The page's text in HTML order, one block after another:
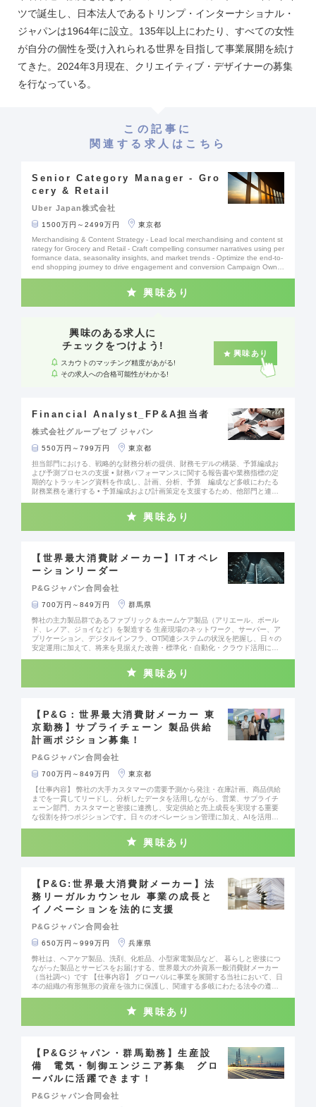
ツで誕生し、日本法人であるトリンプ・インターナショナル・
ジャパンは1964年に設立。135年以上にわたり、すべての女性
が自分の個性を受け入れられる世界を目指して事業展開を続け
てきた。2024年3月現在、クリエイティブ・デザイナーの募集
を行なっている。
この記事に
関連する求人はこちら
Senior Category Manager - Gro
cery & Retail
Uber Japan株式会社
1500万円～2499万円
東京都
Merchandising & Content Strategy - Lead local merchandising and content st
rategy for Grocery and Retail - Craft compelling consumer narratives using per
formance data, seasonality insights, and market trends - Optimize the end-to-
end shopping journey to drive engagement and conversion Campaign Owner
anning calendars, and timelines in partnership with Sales and Marketing - Driv
umer engagement, conversion, and shopping experience - Use data to identi
fy opportunities to innovate and scale best practices
興味あり
興味のある求人に
チェックをつけよう!
スカウトのマッチング精度があがる!
その求人への合格可能性がわかる!
興味あり
Financial Analyst_FP&A担当者
株式会社グループセブ ジャパン
550万円～799万円
東京都
担当部門における、戦略的な財務分析の提供、財務モデルの構築、予算編成お
よび予測プロセスの支援 • 財務パフォーマンスに関する報告書や業務指標の定
期的なトラッキング資料を作成し、計画、分析、予算 編成など多岐にわたる
財務業務を遂行する • 予算編成および計画策定を支援するため、他部門と連携
報告する責任を担う • 財務報告の正確性を確保するため、会計チームと密接に
報告書、プロジェクト、更新などのアドホックに対応する
興味あり
【世界最大消費財メーカー】ITオペレ
ーションリーダー
P&Gジャパン合同会社
700万円～849万円
群馬県
弊社の主力製品群であるファブリック＆ホームケア製品（アリエール、ボール
ド、レノア、ジョイなど）を製造する 生産現場のネットワーク、サーバー、ア
プリケーション、デジタルインフラ、OT関連システムの状況を把握し、日々の
安定運用に加えて、将来を見据えた改善・標準化・自動化・クラウド活用にも
推進 ●IT変更管理、監査、セキュリティ、事業継続計画への対応 ●生産性・安定
日本国内だけでなく、海外のIT・OT・デジタル領域の専門チームと日常的に連
携します。関係者が海外にいるケースも多く、英語を使いながら多様なメンバ
ーと協働する環境です。 一方で、工場内では生産部門、エンジニアリング、品
質保証、サプライチェーン、人事など、幅広い部門と密接に関わります。現場
向上に直接貢献できる点が、このポジションの大きな魅力です。 また、国内外
ティスの共有、技術的な相談、将来的にはアジアもしくはグローバルプロジェ
クトへの参画機会もあります。地域に根ざして働きながら、グローバル水準のI
Tオペレーション経験を積むことができます。 【このポジションの魅力】 ●工場
の安定稼働をIT/OTの側面から支える、事業インパクトの大きいポジション ●生
産現場に近く、自分の仕事の成果を実感しやすい環境 ●グローバルITチームと連
携し、世界標準の技術・プロセスに触れられる ●クラウド、セキュリティ、オ
ートメーション、デジタル化など幅広い領域に挑戦可能 生産現場のITオペレー
ションリーダーは、単なるシステム運用担当ではありません。工場の「止まら
ない生産」を支え、デジタル技術を通じて現場の未来をつくる、P&Gの製造拠
点に欠かせないリーダーです。
興味あり
【P&G：世界最大消費財メーカー 東
京勤務】サプライチェーン 製品供給
計画ポジション募集！
P&Gジャパン合同会社
700万円～849万円
東京都
【仕事内容】 弊社の大手カスタマーの需要予測から発注・在庫計画、商品供給
までを一貫してリードし、分析したデータを活用しながら、営業、サプライチ
ェーン部門、カスタマーと密接に連携し、安定供給と売上成長を実現する重要
な役割を持つポジションです。日々のオペレーション管理に加え、AIを活用し
ーの各部門と連携するため、サプライチェーン全体を俯瞰する力を高められる
カスタマーからの注文受付～納品までを一気通貫で管理し、安定した商品供給
を実現します。市場環境やカスタマーのニーズに応じて業務プロセスを改善
し、より高いサービス品質とチームの実行力向上をリードします。 2. カスタマ
ー向けデータ分析・インサイト提供 売上、出荷動向、店頭在庫、サービスレベ
なインサイトを提供します。通常販売、プロモーション、新製品販売、各種施
3. カスタマーとの需要・在庫計画の共同運営 AIを活用した需要・在庫計画によ
り、カスタマーにとって最適な在庫水準とサービスレベルを実現する発注提案
を行います。営業・サプライチェーン部門と連携し、プロモーションや新製品
導入時の需要予測から供給計画までをリードします。 4. 店頭在庫改善活動のリ
ード カスタマーおよび社内サプライチェーン部門と連携し、店頭欠品の削減や
在庫状況の改善を推進します。販売実績や在庫データをもとに課題を特定し、
カスタマーとの定例レビューを通じて、より良い売場づくりと安定供給に貢献
します。 5. チームの専門職社員の能力向上 上記業務に同じチームで従事する複
数名の専門職社員に対し、上司としてではなく横断的にスキル・能力向上プラ
ンの策定及び実行を行います。
興味あり
【P&G:世界最大消費財メーカー】法
務リーガルカウンセル 事業の成長と
イノベーションを法的に支援
P&Gジャパン合同会社
650万円～999万円
兵庫県
弊社は、ヘアケア製品、洗剤、化粧品、小型家電製品など、 暮らしと密接につ
ながった製品とサービスをお届けする、世界最大の外資系一般消費財メーカー
（当社調べ）です 【仕事内容】 グローバルに事業を展開する当社において、日
本の組織の有形無形の資産を強力に保護し、関連する多岐にわたる法令の遵守
成長に貢献することがミッションです。私たちは、単なる「守りの法務」に留
捉え、法的側面から戦略的なガイダンスを提供します。与えられた案件に対応
するだけでなく、自ら目的意識を持って積極的にビジネス課題を特定し、法務
の観点から事業目的を達成するためのソリューションを提案・実行することが
求められます。法的な制約を指摘するに留まらず、「どうすれば実現できる
されます。 具体的な職務内容は以下の通りです。 ・戦略的ビジネスパートナー
興味あり
【P&Gジャパン・群馬勤務】生産設
備 電気・制御エンジニア募集 グロ
ーバルに活躍できます！
P&Gジャパン合同会社